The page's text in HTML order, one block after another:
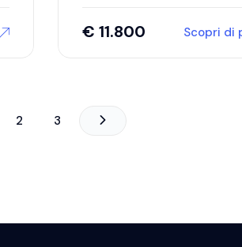
€ 11.800 Scopri di
2 3